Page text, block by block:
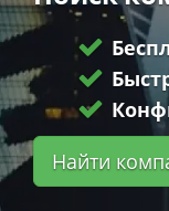
Найти